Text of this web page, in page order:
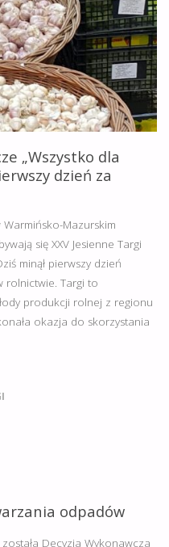
„Wszystko dla
dzień za
Mazurskim
się XXV Jesienne Targi
minął pierwszy dzień
rolnictwie. Targi to
produkcji rolnej z regionu
okazja do skorzystania
odpadów
Decyzja Wykonawcza